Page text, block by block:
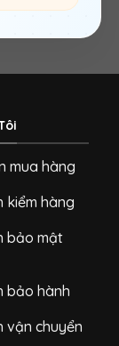
mua hàng
kiểm hàng
bảo mật
bảo hành
vận chuyển